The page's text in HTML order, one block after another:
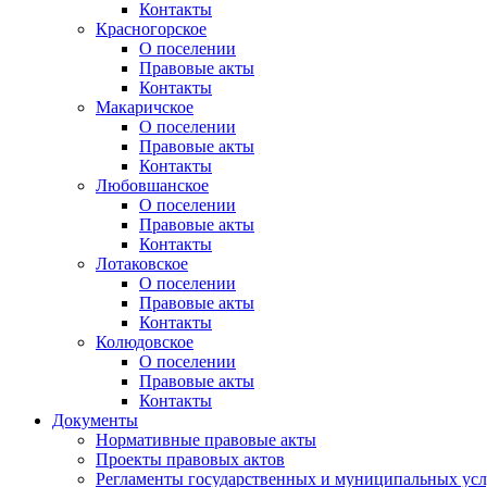
Контакты
Красногорское
О поселении
Правовые акты
Контакты
Макаричское
О поселении
Правовые акты
Контакты
Любовшанское
О поселении
Правовые акты
Контакты
Лотаковское
О поселении
Правовые акты
Контакты
Колюдовское
О поселении
Правовые акты
Контакты
Документы
Нормативные правовые акты
Проекты правовых актов
Регламенты государственных и муниципальных